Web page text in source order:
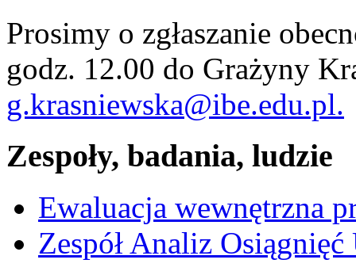
Prosimy o zgłaszanie
godz. 12.00 do Grażyny
g.krasniewska@ibe.edu.pl.
Zespoły, badania, ludzie
Ewaluacja wewnętrzna
Zespół Analiz